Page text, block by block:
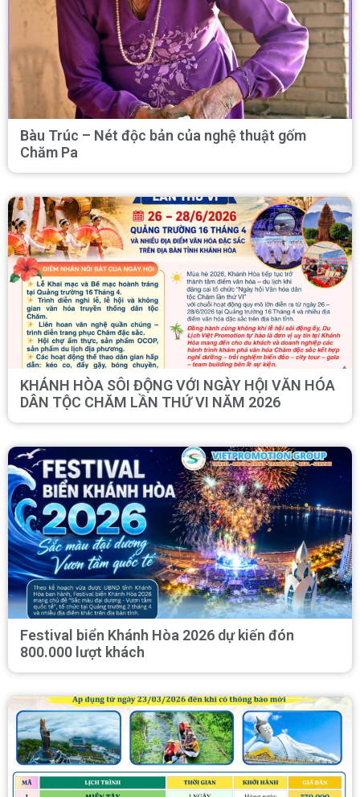
Bàu Trúc – Nét độc bản của nghệ thuật gốm
Chăm Pa
KHÁNH HÒA SÔI ĐỘNG VỚI NGÀY HỘI VĂN HÓA
DÂN TỘC CHĂM LẦN THỨ VI NĂM 2026
Festival biển Khánh Hòa 2026 dự kiến đón
800.000 lượt khách